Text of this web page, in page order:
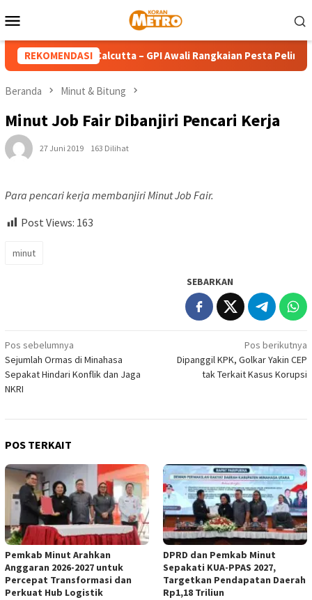
ke
Mobile
REKOMENDASI
Bunda Teresa Calcutta – GPI Awali Rangkaian Pesta Pelindung
Beranda Minut & Bitung
Minut Job Fair Dibanjiri Pencari Kerja
27 Juni 2019 163 Dilihat
Para pencari kerja membanjiri Minut Job Fair.
Post Views: 163
minut
SEBARKAN
Navigasi
pos
Pos sebelumnya
Sejumlah Ormas di Minahasa
Sepakat Hindari Konflik dan Jaga
NKRI
Pos berikutnya
Dipanggil KPK, Golkar Yakin CEP
tak Terkait Kasus Korupsi
POS TERKAIT
Pemkab Minut Arahkan
Anggaran 2026-2027 untuk
Percepat Transformasi dan
Perkuat Hub Logistik
DPRD dan Pemkab Minut
Sepakati KUA-PPAS 2027,
Targetkan Pendapatan Daerah
Rp1,18 Triliun